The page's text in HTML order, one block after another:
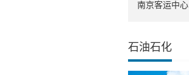
南京客运中心
石油石化